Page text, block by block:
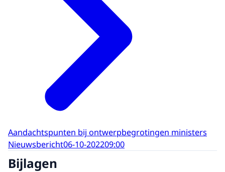
Aandachtspunten bij ontwerpbegrotingen ministers
Nieuwsbericht06-10-202209:00
Bijlagen